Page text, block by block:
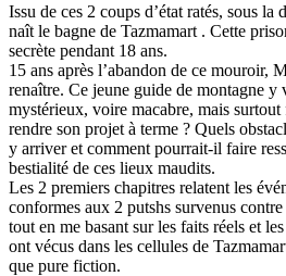
Issu de ces 2 coups d’état ratés, sous la
naît le bagne de Tazmamart . Cette
secrète pendant 18 ans.
15 ans après l’abandon de ce mouroir,
renaître. Ce jeune guide de montagne
mystérieux, voire macabre, mais
rendre son projet à terme ? Quels
y arriver et comment pourrait-il faire
bestialité de ces lieux maudits.
Les 2 premiers chapitres relatent les
conformes aux 2 putshs survenus
tout en me basant sur les faits réels et
ont vécus dans les cellules de
que pure fiction.